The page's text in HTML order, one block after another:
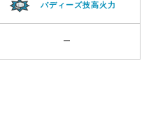
バディーズ技高火力
ー